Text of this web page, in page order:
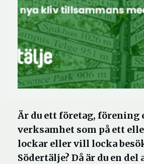
Är du ett företag, förening
verksamhet som på ett
lockar eller vill locka
Södertälje? Då är du en del